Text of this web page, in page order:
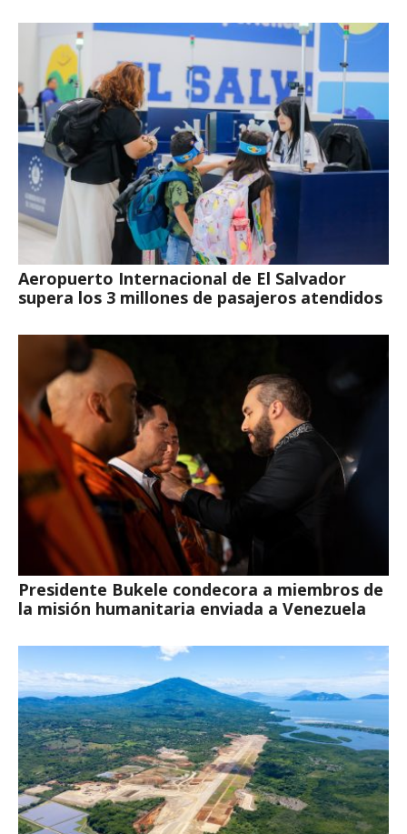
Aeropuerto Internacional de El Salvador
supera los 3 millones de pasajeros atendidos
Presidente Bukele condecora a miembros de
la misión humanitaria enviada a Venezuela